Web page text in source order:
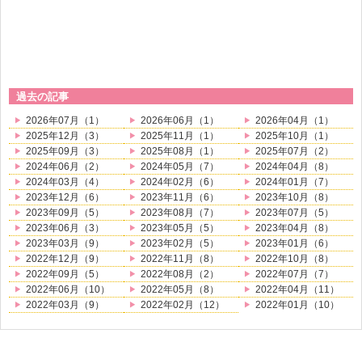
過去の記事
2026年07月（1） 2026年06月（1）
2026年04月（1）
2025年12月（3）
2025年11月（1）
2025年10月（1）
2025年09月（3）
2025年08月（1）
2025年07月（2）
2024年06月（2）
2024年05月（7）
2024年04月（8）
2024年03月（4）
2024年02月（6）
2024年01月（7）
2023年12月（6）
2023年11月（6）
2023年10月（8）
2023年09月（5）
2023年08月（7）
2023年07月（5）
2023年06月（3）
2023年05月（5）
2023年04月（8）
2023年03月（9）
2023年02月（5）
2023年01月（6）
2022年12月（9）
2022年11月（8）
2022年10月（8）
2022年09月（5）
2022年08月（2）
2022年07月（7）
2022年06月（10）
2022年05月（8）
2022年04月（11）
2022年03月（9）
2022年02月（12） 2022年01月（10）